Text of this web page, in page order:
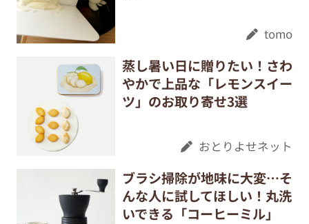
tomo
蒸し暑い日に贈りたい！さわ
やかで上品な「レモンスイー
ツ」のお取り寄せ3選
おとりよせネット
ブラシ掃除が地味に大変…そ
んな人に試してほしい！丸洗
いできる「コーヒーミル」